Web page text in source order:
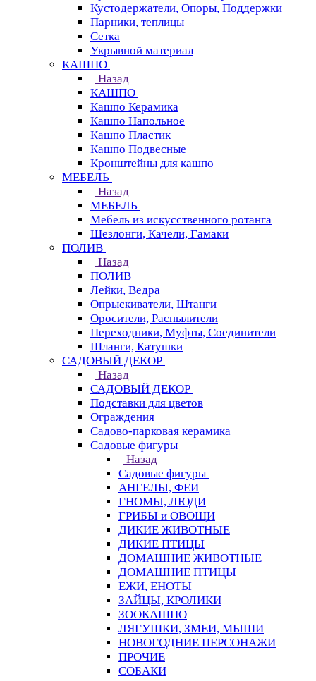
Кустодержатели, Опоры, Поддержки
Парники, теплицы
Сетка
Укрывной материал
КАШПО
Назад
КАШПО
Кашпо Керамика
Кашпо Напольное
Кашпо Пластик
Кашпо Подвесные
Кронштейны для кашпо
МЕБЕЛЬ
Назад
МЕБЕЛЬ
Мебель из искусственного ротанга
Шезлонги, Качели, Гамаки
ПОЛИВ
Назад
ПОЛИВ
Лейки, Ведра
Опрыскиватели, Штанги
Оросители, Распылители
Переходники, Муфты, Соединители
Шланги, Катушки
САДОВЫЙ ДЕКОР
Назад
САДОВЫЙ ДЕКОР
Подставки для цветов
Ограждения
Садово-парковая керамика
Садовые фигуры
Назад
Садовые фигуры
АНГЕЛЫ, ФЕИ
ГНОМЫ, ЛЮДИ
ГРИБЫ и ОВОЩИ
ДИКИЕ ЖИВОТНЫЕ
ДИКИЕ ПТИЦЫ
ДОМАШНИЕ ЖИВОТНЫЕ
ДОМАШНИЕ ПТИЦЫ
ЕЖИ, ЕНОТЫ
ЗАЙЦЫ, КРОЛИКИ
ЗООКАШПО
ЛЯГУШКИ, ЗМЕИ, МЫШИ
НОВОГОДНИЕ ПЕРСОНАЖИ
ПРОЧИЕ
СОБАКИ